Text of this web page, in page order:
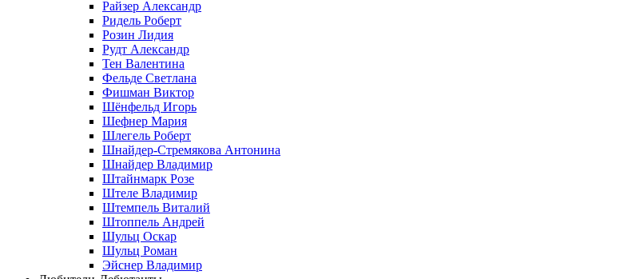
Райзер Александр
Ридель Роберт
Розин Лидия
Рудт Александр
Тен Валентина
Фельде Светлана
Фишман Виктор
Шёнфельд Игорь
Шефнер Мария
Шлегель Роберт
Шнайдер-Стремякова Антонина
Шнайдер Владимир
Штайнмарк Розe
Штеле Владимир
Штемпель Виталий
Штоппель Андрей
Шульц Оскар
Шульц Роман
Эйснер Владимир